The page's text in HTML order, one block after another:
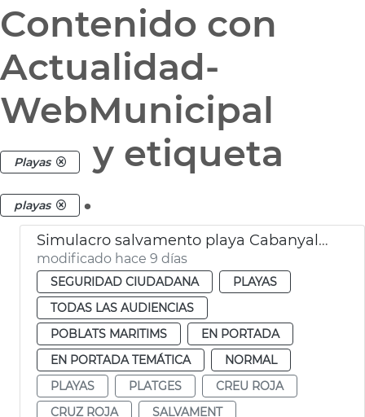
Contenido con
Actualidad-
WebMunicipal
Playas y etiqueta
playas .
Simulacro salvamento playa Cabanyal València
modificado hace 9 días
SEGURIDAD CIUDADANA
PLAYAS
TODAS LAS AUDIENCIAS
POBLATS MARITIMS
EN PORTADA
EN PORTADA TEMÁTICA
NORMAL
PLAYAS
PLATGES
CREU ROJA
CRUZ ROJA
SALVAMENT